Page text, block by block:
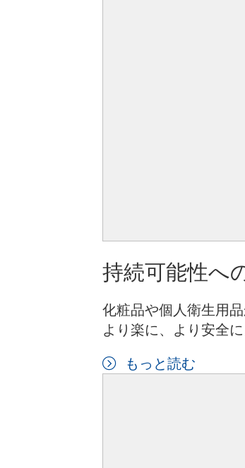
持続可能性へ
化粧品や個人衛生用
より楽に、より安全
もっと読む